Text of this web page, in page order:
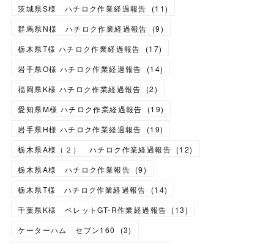
茨城県S様 ハチロク作業経過報告
(11)
群馬県N様 ハチロク作業経過報告
(9)
栃木県T様 ハチロク作業経過報告
(17)
岩手県O様 ハチロク作業経過報告
(14)
福岡県K様 ハチロク作業経過報告
(2)
愛知県M様 ハチロク作業経過報告
(19)
岩手県H様 ハチロク作業経過報告
(19)
栃木県A様（２） ハチロク作業経過報告 (12)
栃木県A様 ハチロク作業報告 (9)
栃木県T様 ハチロク作業経過報告
(14)
千葉県K様 ベレットGT-R作業経過報告 (13)
ケーターハム セブン160
(3)